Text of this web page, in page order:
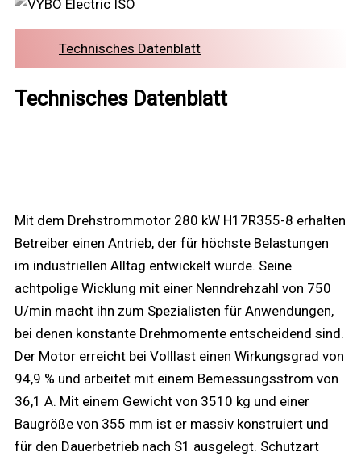
Technisches Datenblatt
Technisches Datenblatt
Mit dem Drehstrommotor 280 kW H17R355-8 erhalten
Betreiber einen Antrieb, der für höchste Belastungen
im industriellen Alltag entwickelt wurde. Seine
achtpolige Wicklung mit einer Nenndrehzahl von 750
U/min macht ihn zum Spezialisten für Anwendungen,
bei denen konstante Drehmomente entscheidend sind.
Der Motor erreicht bei Volllast einen Wirkungsgrad von
94,9 % und arbeitet mit einem Bemessungsstrom von
36,1 A. Mit einem Gewicht von 3510 kg und einer
Baugröße von 355 mm ist er massiv konstruiert und
für den Dauerbetrieb nach S1 ausgelegt. Schutzart